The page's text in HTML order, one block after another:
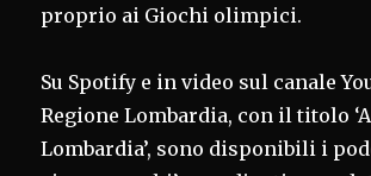
proprio ai Giochi olimpici.
Su Spotify e in video sul canale
Regione Lombardia, con il titolo
Lombardia’, sono disponibili i